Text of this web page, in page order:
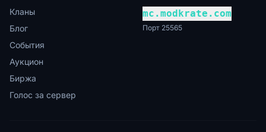
Кланы
Блог
События
Аукцион
Биржа
Голос за сервер
mc.modkrate.com
Порт 25565